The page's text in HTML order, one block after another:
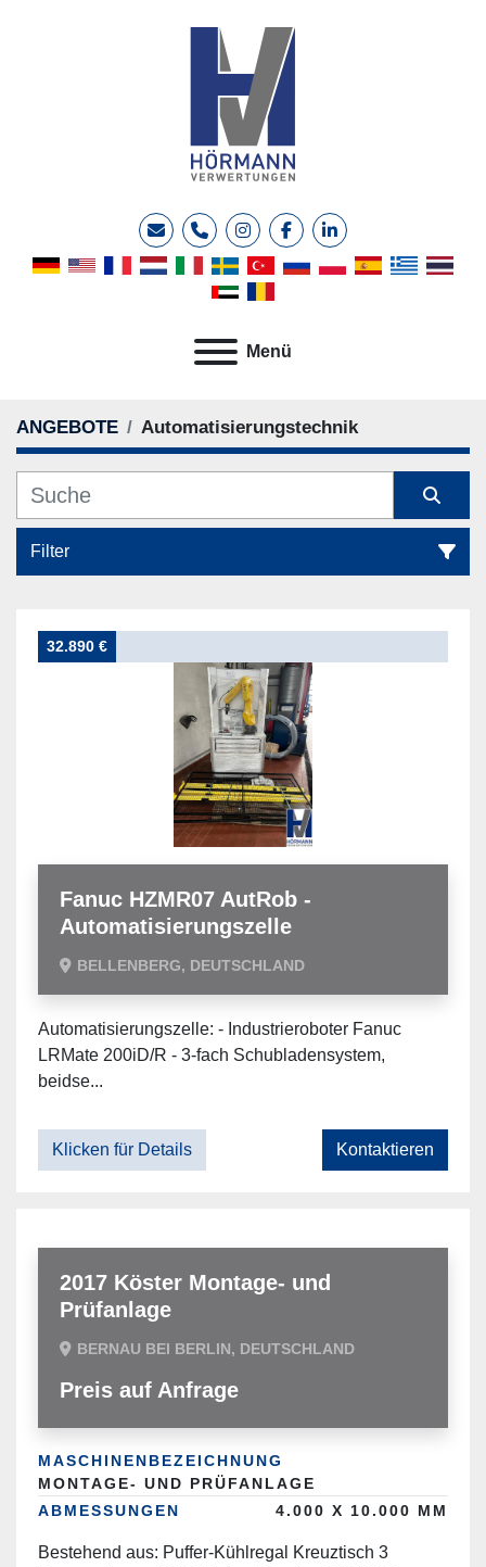
E-MailTelefoninstagramfacebooklinkedin
Menü
ANGEBOTE Automatisierungstechnik
Filter
Sortieren nach
32.890 €
Fanuc HZMR07 AutRob -
Automatisierungszelle
BELLENBERG, DEUTSCHLAND
Automatisierungszelle: - Industrieroboter Fanuc
LRMate 200iD/R - 3-fach Schubladensystem,
beidse...
Klicken für Details Kontaktieren
2017 Köster Montage- und
Prüfanlage
BERNAU BEI BERLIN, DEUTSCHLAND
Preis auf Anfrage
MASCHINENBEZEICHNUNG
MONTAGE- UND PRÜFANLAGE
ABMESSUNGEN
4.000 X 10.000 MM
Bestehend aus: Puffer-Kühlregal Kreuztisch 3